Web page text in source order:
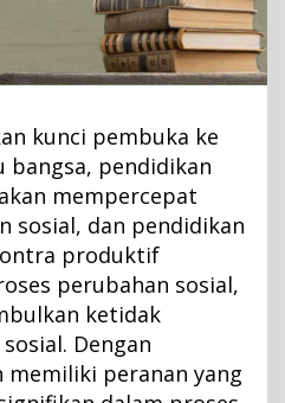
kunci pembuka ke
bangsa, pendidikan
mempercepat
sosial, dan pendidikan
produktif
perubahan sosial,
ketidak
Dengan
peranan yang